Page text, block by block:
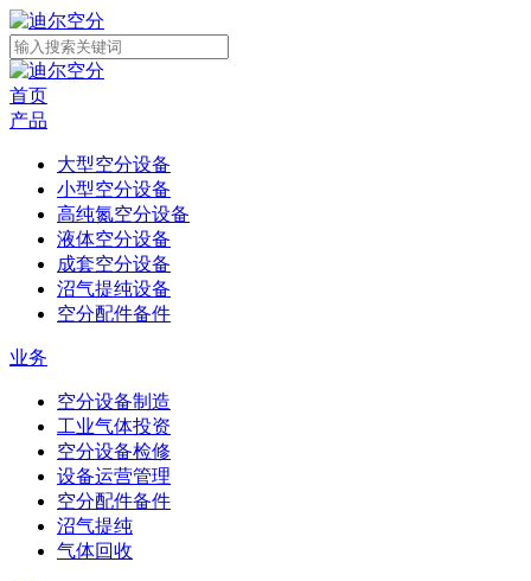
首页
产品
大型空分设备
小型空分设备
高纯氮空分设备
液体空分设备
成套空分设备
沼气提纯设备
空分配件备件
业务
空分设备制造
工业气体投资
空分设备检修
设备运营管理
空分配件备件
沼气提纯
气体回收